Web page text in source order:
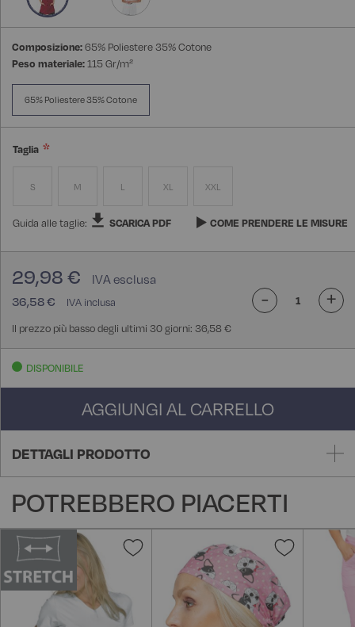
Composizione:65% Poliestere 35% Cotone
Peso materiale:115 Gr/m²
65% Poliestere 35% Cotone
Taglia
S M L XL XXL
Guida alle taglie: SCARICA PDF COME PRENDERE LE MISURE
36,58 €
29,98 €
Il prezzo più basso degli ultimi 30 giorni: 36,58 €
- +
DISPONIBILE
AGGIUNGI AL CARRELLO
DETTAGLI PRODOTTO
POTREBBERO PIACERTI
Aggiungi
desideri
Aggiungi